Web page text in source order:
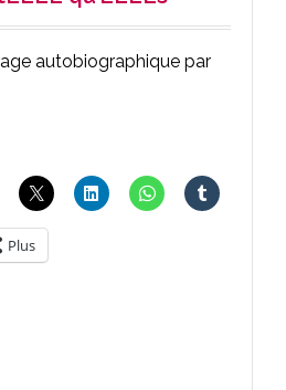
autobiographique par
Plus